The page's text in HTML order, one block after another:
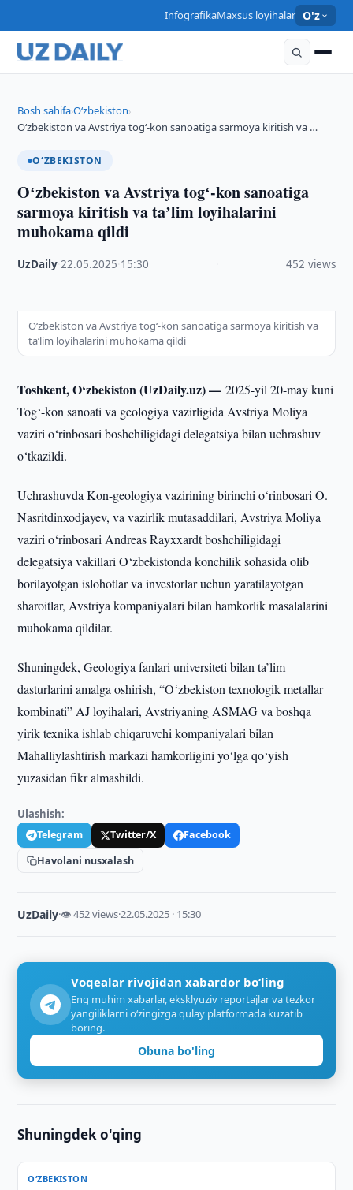
InfografikaMaxsus loyihalar O'z
Bosh sahifa›O‘zbekiston›
Oʻzbekiston va Avstriya togʻ-kon sanoatiga sarmoya kiritish va …
O‘ZBEKISTON
Oʻzbekiston va Avstriya togʻ-kon sanoatiga
sarmoya kiritish va taʼlim loyihalarini
muhokama qildi
UzDaily ·22.05.2025 15:30 452 views
Oʻzbekiston va Avstriya togʻ-kon sanoatiga sarmoya kiritish va
taʼlim loyihalarini muhokama qildi
Toshkent, O‘zbekiston (UzDaily.uz) —2025-yil 20-may kuni
Tog‘-kon sanoati va geologiya vazirligida Avstriya Moliya
vaziri o‘rinbosari boshchiligidagi delegatsiya bilan uchrashuv
o‘tkazildi.
Uchrashuvda Kon-geologiya vazirining birinchi o‘rinbosari O.
Nasritdinxodjayev, va vazirlik mutasaddilari, Avstriya Moliya
vaziri o‘rinbosari Andreas Rayxxardt boshchiligidagi
delegatsiya vakillari O‘zbekistonda konchilik sohasida olib
borilayotgan islohotlar va investorlar uchun yaratilayotgan
sharoitlar, Avstriya kompaniyalari bilan hamkorlik masalalarini
muhokama qildilar.
Shuningdek, Geologiya fanlari universiteti bilan ta’lim
dasturlarini amalga oshirish, “O‘zbekiston texnologik metallar
kombinati” AJ loyihalari, Avstriyaning ASMAG va boshqa
yirik texnika ishlab chiqaruvchi kompaniyalari bilan
Mahalliylashtirish markazi hamkorligini yo‘lga qo‘yish
yuzasidan fikr almashildi.
Ulashish:
Telegram Twitter/X
Facebook
Havolani nusxalash
UzDaily·👁 452 views·22.05.2025 · 15:30
Voqealar rivojidan xabardor bo‘ling
Eng muhim xabarlar, eksklyuziv reportajlar va tezkor
yangiliklarni o‘zingizga qulay platformada kuzatib
boring.
Obuna bo'ling
Shuningdek o'qing
O‘ZBEKISTON